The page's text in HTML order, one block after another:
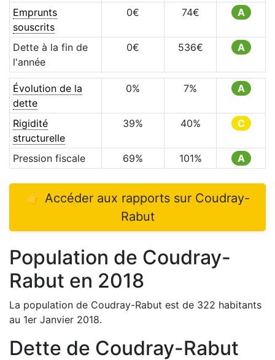
Emprunts
souscrits
0€ 74€ A
Dette à la fin de
l'année
0€ 536€ A
Évolution de la
dette
0% 7% A
Rigidité
structurelle
39% 40% C
Pression fiscale 69% 101% A
👉 Accéder aux rapports sur Coudray-
Rabut
Population de Coudray-
Rabut en 2018
La population de Coudray-Rabut est de 322 habitants
au 1er Janvier 2018.
Dette de Coudray-Rabut